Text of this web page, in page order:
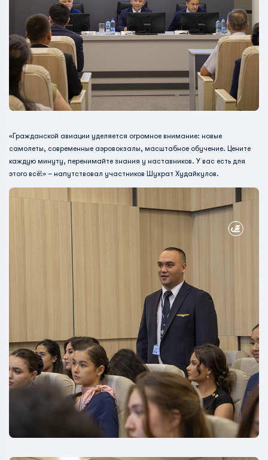
«Гражданской авиации уделяется огромное внимание: новые
самолеты, современные аэровокзалы, масштабное обучение. Цените
каждую минуту, перенимайте знания у наставников. У вас есть для
этого всё!» – напутствовал участников Шухрат Худайкулов.